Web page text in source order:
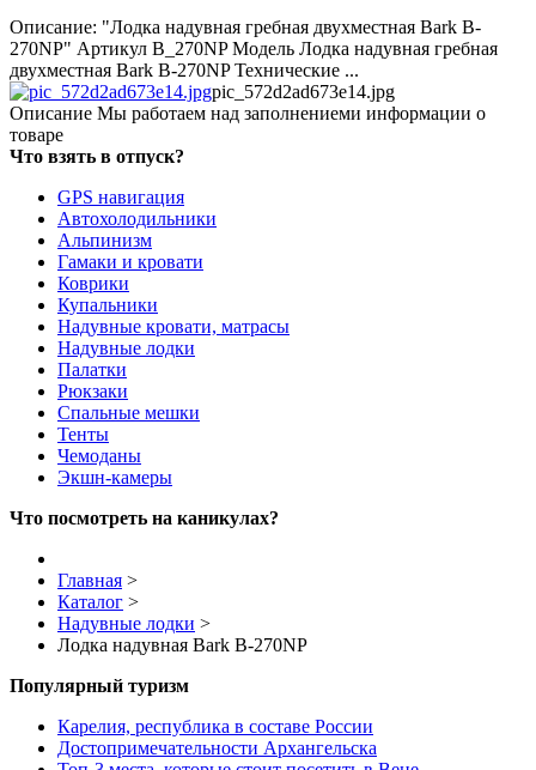
Описание: "Лодка надувная гребная двухместная Bark B-
270NP" Артикул B_270NP Модель Лодка надувная гребная
двухместная Bark B-270NP Технические ...
pic_572d2ad673e14.jpg
Описание Мы работаем над заполнениеми информации о
товаре
Что взять в отпуск?
GPS навигация
Автохолодильники
Альпинизм
Гамаки и кровати
Коврики
Купальники
Надувные кровати, матрасы
Надувные лодки
Палатки
Рюкзаки
Спальные мешки
Тенты
Чемоданы
Экшн-камеры
Что посмотреть на каникулах?
Главная >
Каталог >
Надувные лодки >
Лодка надувная Bark B-270NP
Популярный туризм
Карелия, республика в составе России
Достопримечательности Архангельска